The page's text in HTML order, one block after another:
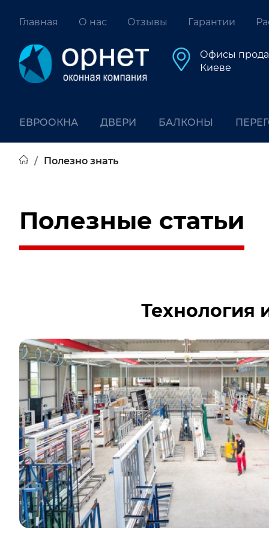
Главная О нас Отзывы Гарантии
Офисы
Киеве
ЕВРООКНА ДВЕРИ БАЛКОНЫ
Полезно знать
Полезные статьи
Технология